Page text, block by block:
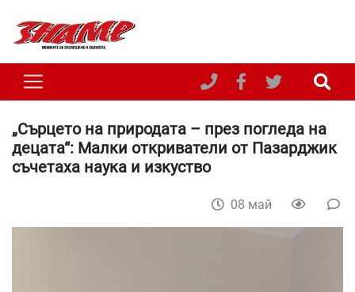
„Сърцето на природата – през погледа на
децата“: Малки откриватели от Пазарджик
съчетаха наука и изкуство
08 май